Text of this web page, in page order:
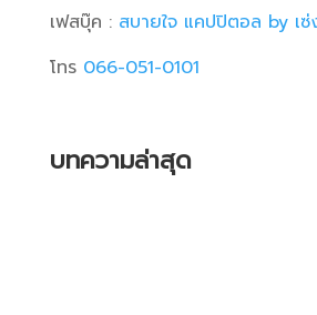
เฟสบุ๊ค : สบายใจ แคปปิตอล by เซ่
โทร 066-051-0101
บทความล่าสุด